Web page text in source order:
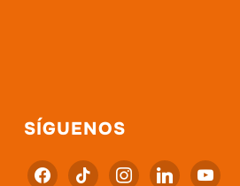
SÍGUENOS
facebooktiktok instagramlinkedinyoutube